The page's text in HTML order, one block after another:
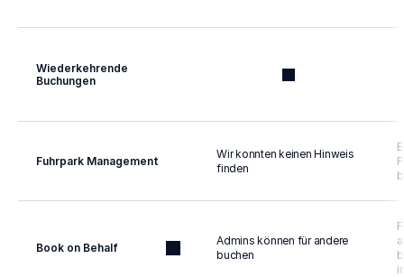
Wiederkehrende
Buchungen
Fuhrpark Management
Wir konnten keinen Hinweis
finden
Book on Behalf
Admins können für andere
buchen